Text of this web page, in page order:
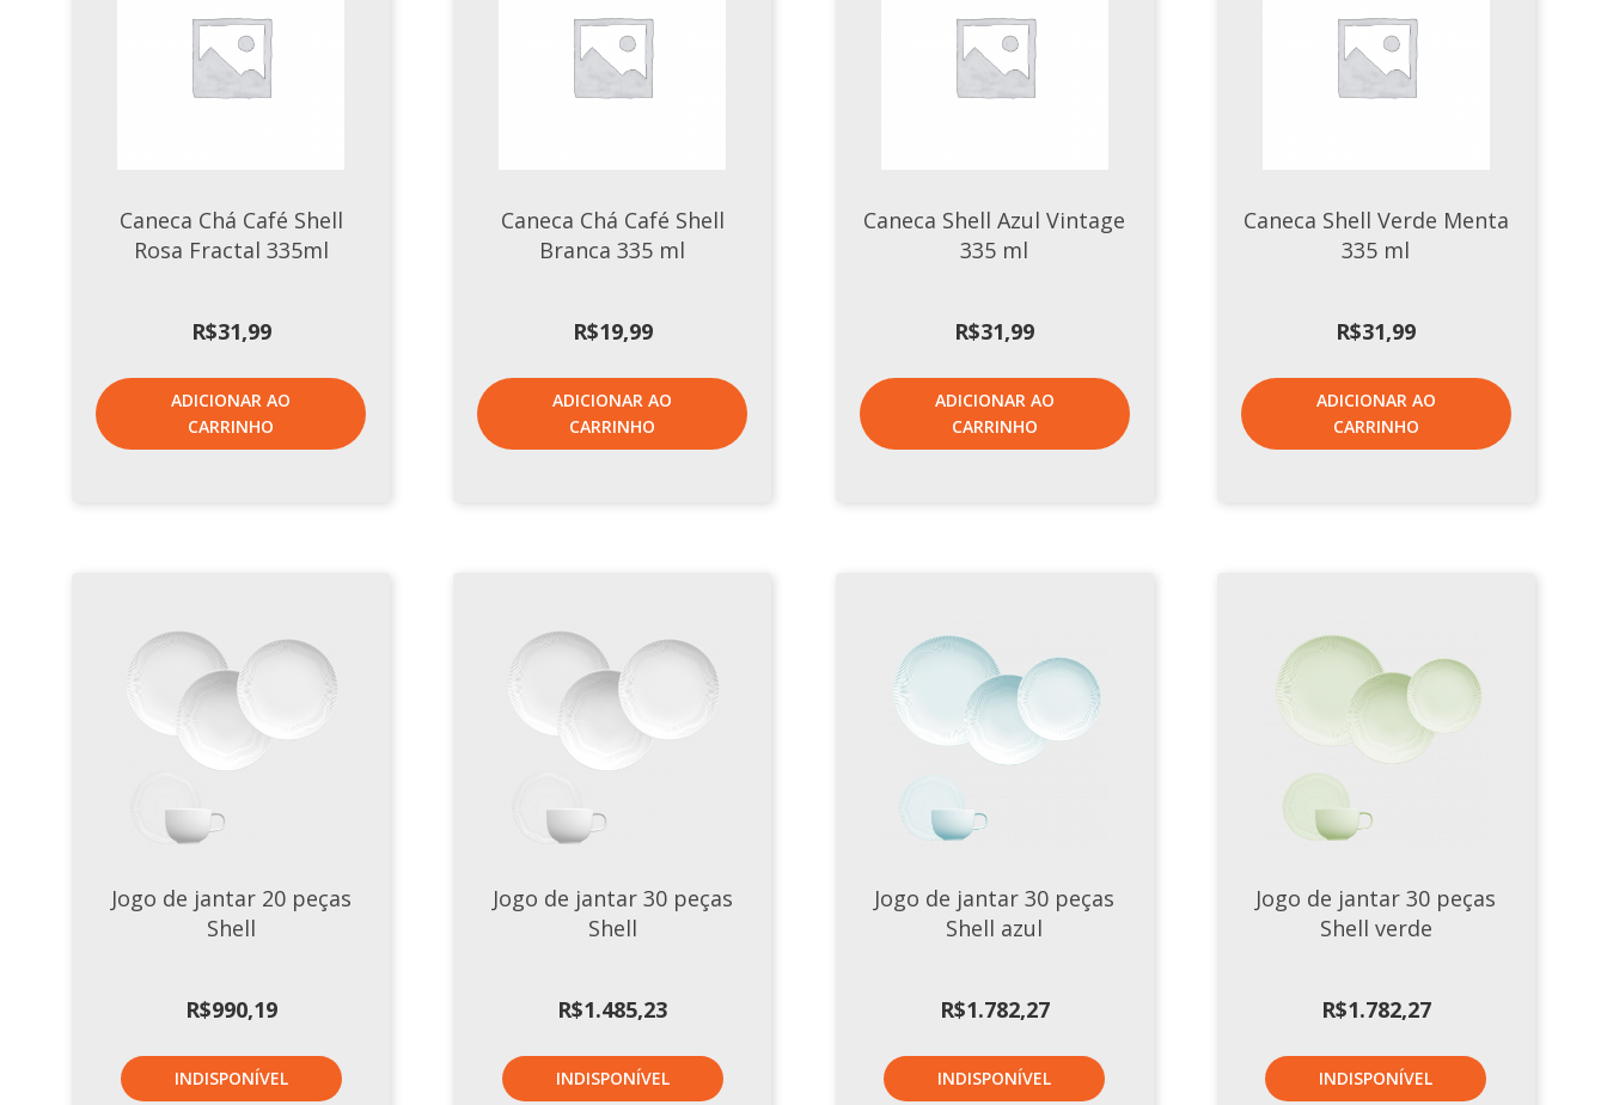
Caneca Chá Café Shell
Rosa Fractal 335ml
R$31,99
ADICIONAR AO
CARRINHO
Caneca Chá Café Shell
Branca 335 ml
R$19,99
ADICIONAR AO
CARRINHO
Caneca Shell Azul Vintage
335 ml
R$31,99
ADICIONAR AO
CARRINHO
Caneca Shell Verde Menta
335 ml
R$31,99
ADICIONAR AO
CARRINHO
Jogo de jantar 20 peças
Shell
R$990,19
INDISPONÍVEL
Jogo de jantar 30 peças
Shell
R$1.485,23
INDISPONÍVEL
Jogo de jantar 30 peças
Shell azul
R$1.782,27
INDISPONÍVEL
Jogo de jantar 30 peças
Shell verde
R$1.782,27
INDISPONÍVEL